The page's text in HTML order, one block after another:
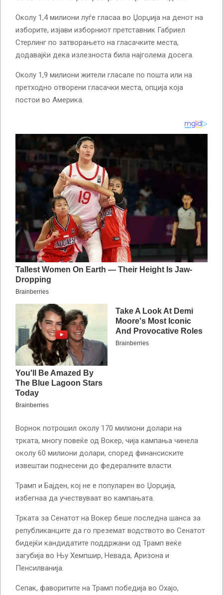
Околу 1,4 милиони луѓе гласаа во Џорџија на денот на
изборите, изјави изборниот претставник Габриел
Стерлинг по затворањето на гласачките места,
додавајќи дека излезноста била најголема досега.
Околу 1,9 милиони жители гласале по пошта или на
претходно отворени гласачки места, опција која
постои во Америка.
Ворнок потрошил околу 170 милиони долари на
трката, многу повеќе од Вокер, чија кампања чинела
околу 60 милиони долари, според финансиските
извештаи поднесени до федералните власти.
Трамп и Бајден, кој не е популарен во Џорџија,
избегнаа да учествуваат во кампањата.
Трката за Сенатот на Вокер беше последна шанса за
републиканците да го преземат водството во Сенатот
бидејќи кандидатите поддржани од Трамп веќе
загубија во Њу Хемпшир, Невада, Аризона и
Пенсилванија.
Сепак, фаворитите на Трамп победија во Охајо,